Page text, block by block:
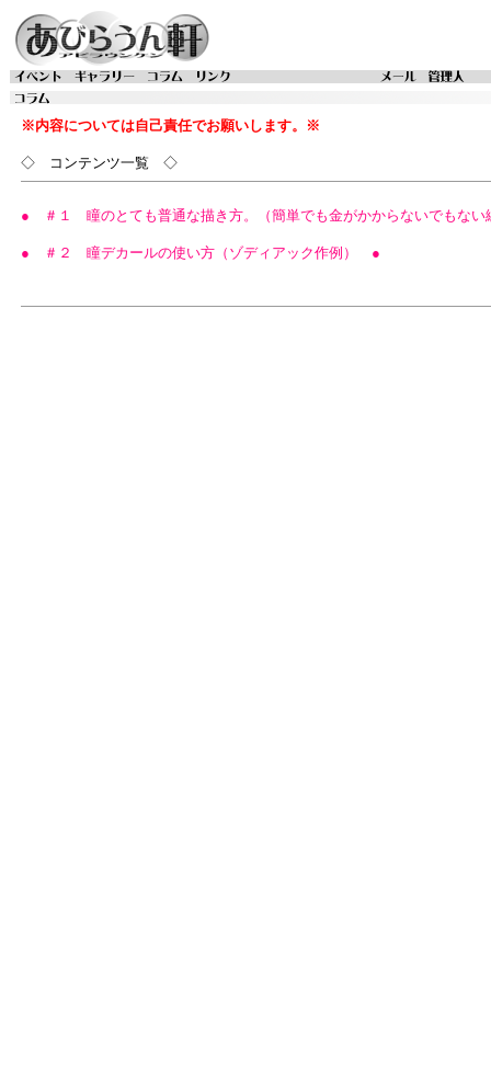
※内容については自己責任でお願いします。※
◇ コンテンツ一覧 ◇
● ＃１ 瞳のとても普通な描き方。（簡単でも金がかからないでもない
● ＃２ 瞳デカールの使い方（ゾディアック作例） ●